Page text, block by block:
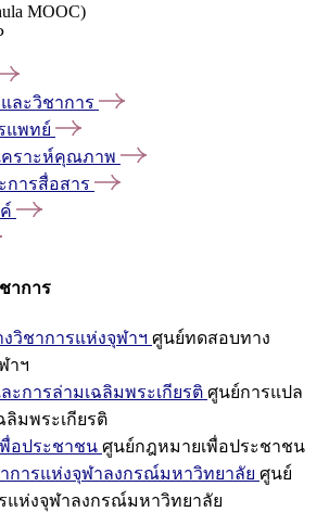
MOOC)
ละวิชาการ
แพทย์
คราะห์คุณภาพ
การสื่อสาร
าการ
วิชาการแห่งจุฬาฯ ศูนย์ทดสอบทาง
าฯ
ะการล่ามเฉลิมพระเกียรติ ศูนย์การแปล
ลิมพระเกียรติ
อประชาชน ศูนย์กฎหมายเพื่อประชาชน
การแห่งจุฬาลงกรณ์มหาวิทยาลัย ศูนย์
แห่งจุฬาลงกรณ์มหาวิทยาลัย